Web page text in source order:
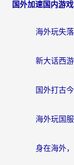
国外加速国内游戏